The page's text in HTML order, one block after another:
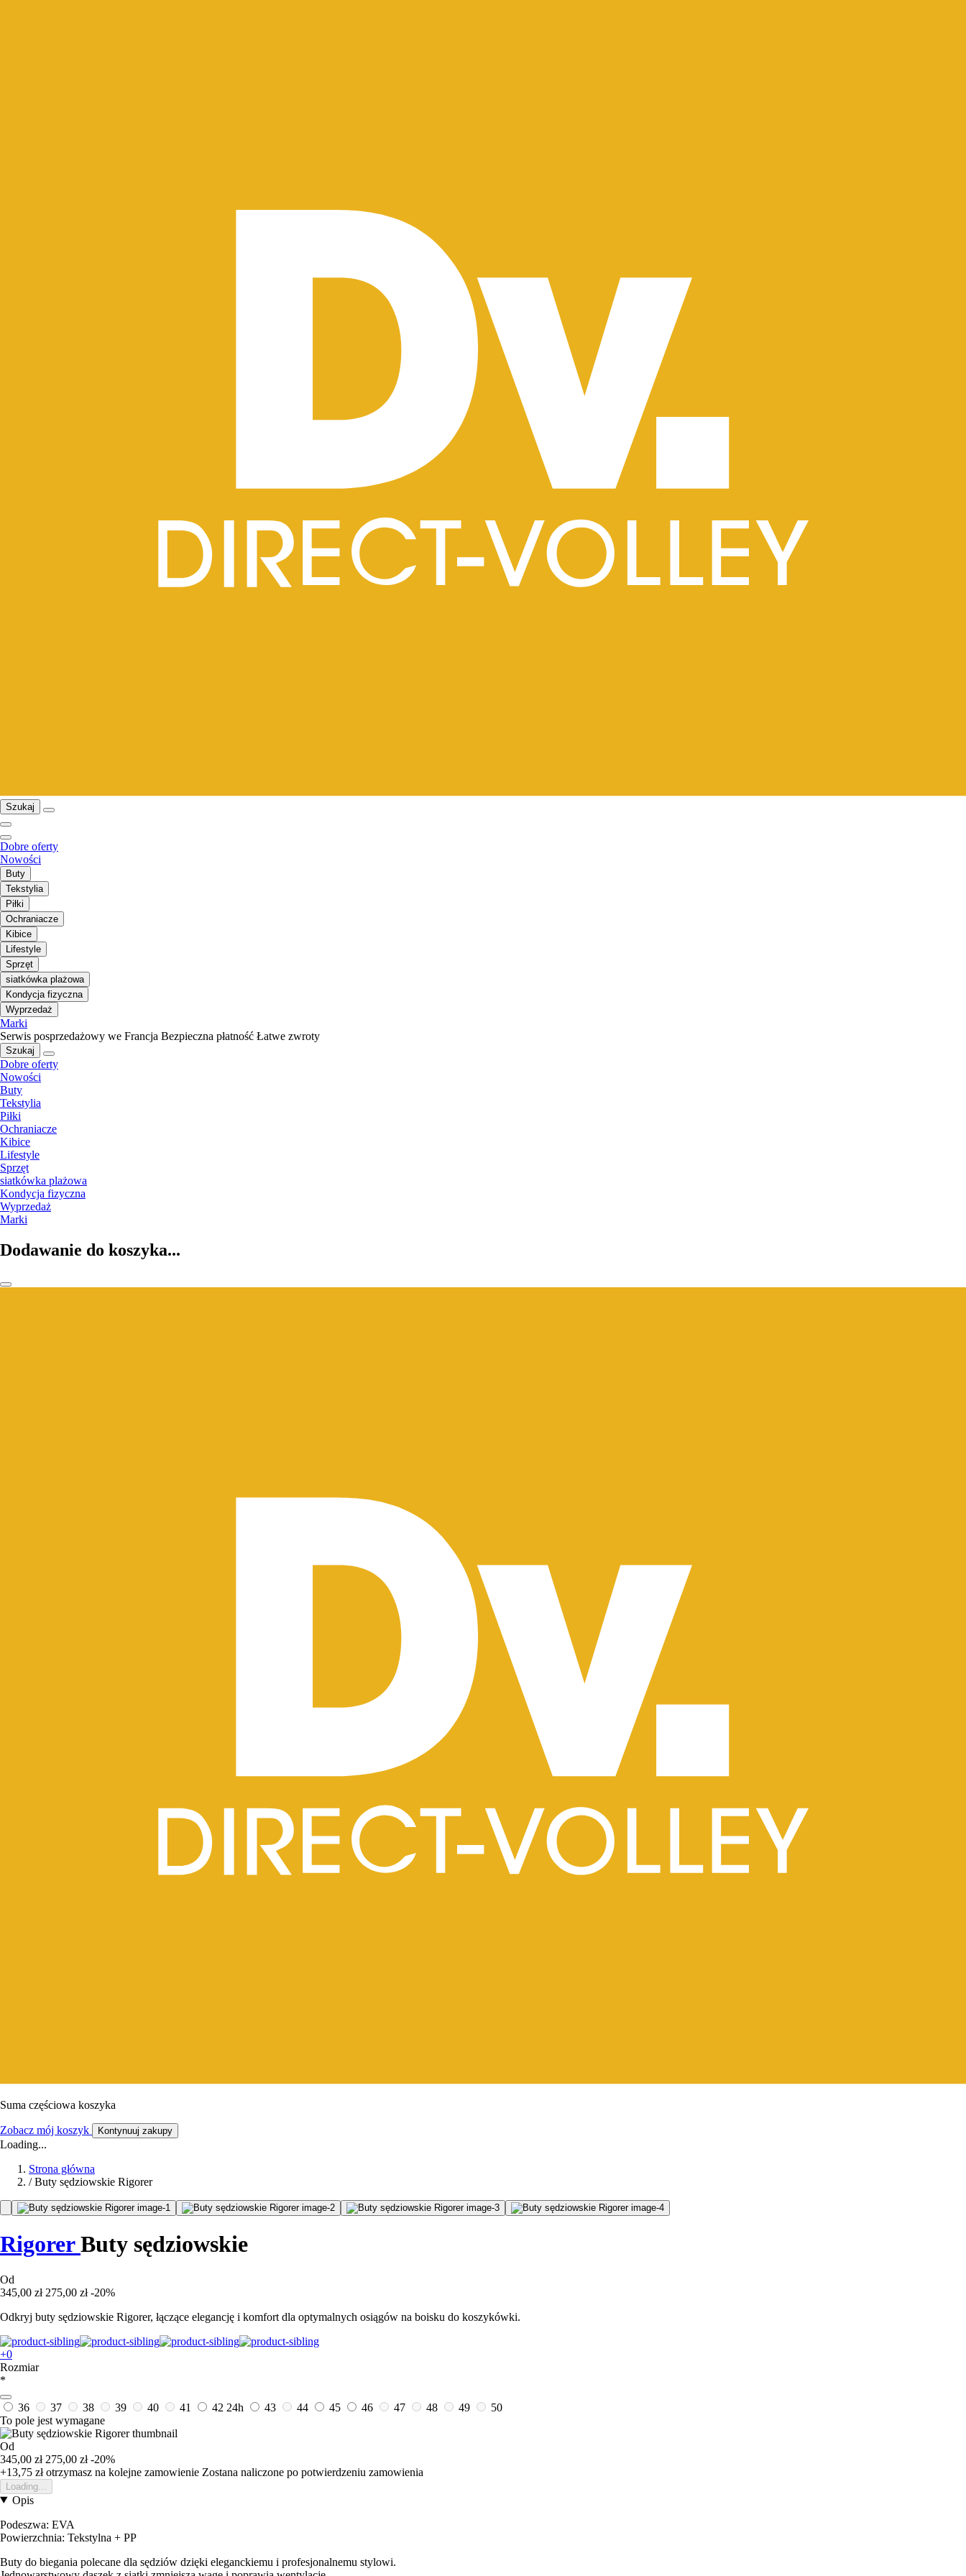
Szukaj
Dobre oferty
Nowości
Buty
Tekstylia
Piłki
Ochraniacze
Kibice
Lifestyle
Sprzęt
siatkówka plażowa
Kondycja fizyczna
Wyprzedaż
Marki
Serwis posprzedażowy we Francja Bezpieczna płatność Łatwe zwroty
Szukaj
Dobre oferty
Nowości
Buty
Tekstylia
Piłki
Ochraniacze
Kibice
Lifestyle
Sprzęt
siatkówka plażowa
Kondycja fizyczna
Wyprzedaż
Marki
Dodawanie do koszyka...
Suma częściowa koszyka
Zobacz mój koszyk Kontynuuj zakupy
Loading...
Strona główna
/ Buty sędziowskie Rigorer
RigorerButy sędziowskie
Od
345,00 zł 275,00 zł -20%
Odkryj buty sędziowskie Rigorer, łączące elegancję i komfort dla optymalnych osiągów na boisku do koszykówki.
+0
Rozmiar
*
36 37 38 39 40 41 42 24h 43 44 45 46 47 48 49
50
To pole jest wymagane
Od
345,00 zł 275,00 zł -20%
+13,75 złotrzymasz na kolejne zamowienie Zostana naliczone po potwierdzeniu zamowienia
Loading...
Opis
Podeszwa: EVA
Powierzchnia: Tekstylna + PP
Buty do biegania polecane dla sędziów dzięki eleganckiemu i profesjonalnemu stylowi.